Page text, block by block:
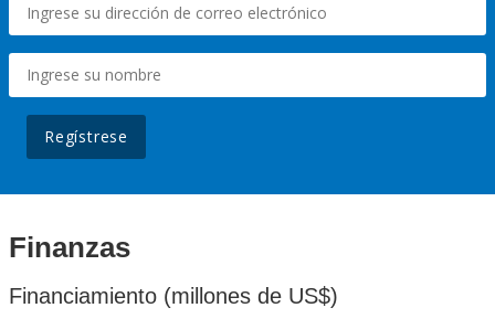
Regístrese
Finanzas
Financiamiento (millones de US$)